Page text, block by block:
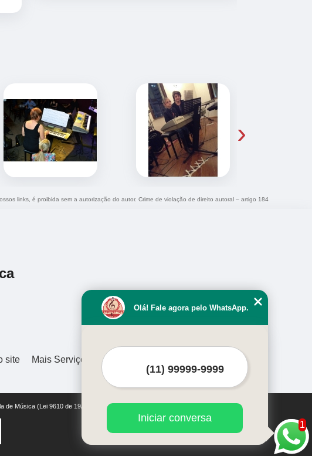
›
links, é proibida sem a autorização do autor. Crime de violação de direito autoral – artigo 184
site Mais Serviços
de Música (Lei 9610 de 19/02/1998)
1
Olá! Fale agora pelo WhatsApp.
Iniciar conversa